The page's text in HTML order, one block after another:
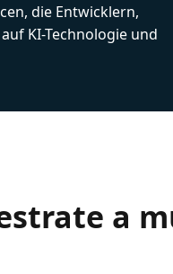
die Entwicklern,
KI-Technologie und
a